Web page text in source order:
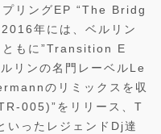
リングEP “The Bridg
年には、ベルリン
もに”Transition E
リンの名門レーベルLe
のリミックスを収
005)”をリリース、T
ったレジェンドDj達